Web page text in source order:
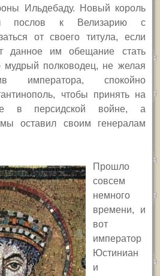
Ильдебаду. Новый король
послов к Велизарию с
от своего титула, если
данное им обещание стать
полководец, не желая
императора, спокойно
чтобы принять на
в персидской войне, а
оставил своим генералам
Прошло
совсем
немного
времени, и
вот
император
Юстиниан
и